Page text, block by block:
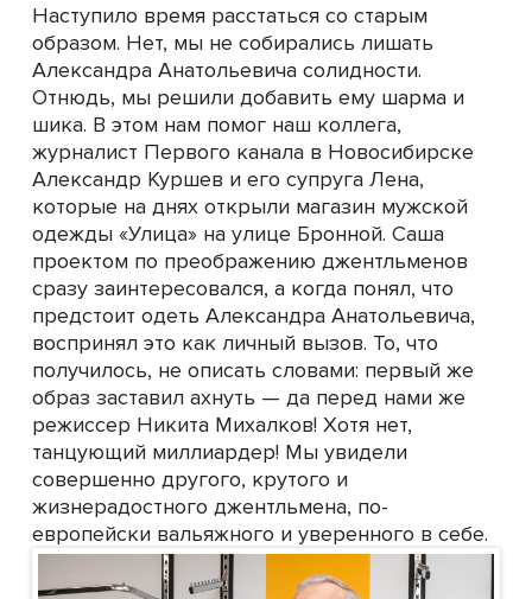
Наступило время расстаться со старым
образом. Нет, мы не собирались лишать
Александра Анатольевича солидности.
Отнюдь, мы решили добавить ему шарма и
шика. В этом нам помог наш коллега,
журналист Первого канала в Новосибирске
Александр Куршев и его супруга Лена,
которые на днях открыли магазин мужской
одежды «Улица» на улице Бронной. Саша
проектом по преображению джентльменов
сразу заинтересовался, а когда понял, что
предстоит одеть Александра Анатольевича,
воспринял это как личный вызов. То, что
получилось, не описать словами: первый же
образ заставил ахнуть — да перед нами же
режиссер Никита Михалков! Хотя нет,
танцующий миллиардер! Мы увидели
совершенно другого, крутого и
жизнерадостного джентльмена, по-
европейски вальяжного и уверенного в себе.